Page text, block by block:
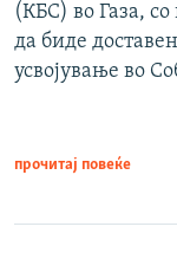
(КБС) во Газа, со
да биде
усвојување во
прочитај повеќе